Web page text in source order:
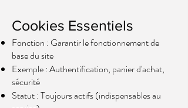
Cookies Essentiels
Fonction : Garantir le fonctionnement de
base du site
Exemple : Authentification, panier d'achat,
sécurité
Statut : Toujours actifs (indispensables au